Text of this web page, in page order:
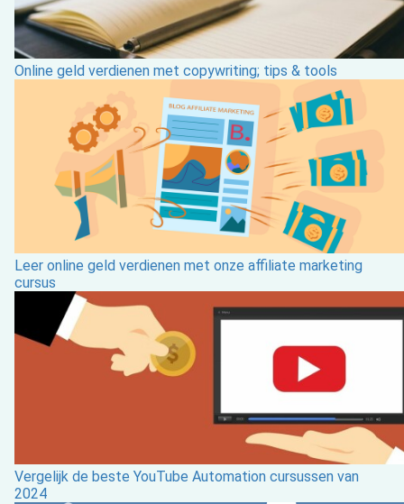
Online geld verdienen met copywriting; tips & tools
Leer online geld verdienen met onze affiliate marketing
cursus
Vergelijk de beste YouTube Automation cursussen van
2024